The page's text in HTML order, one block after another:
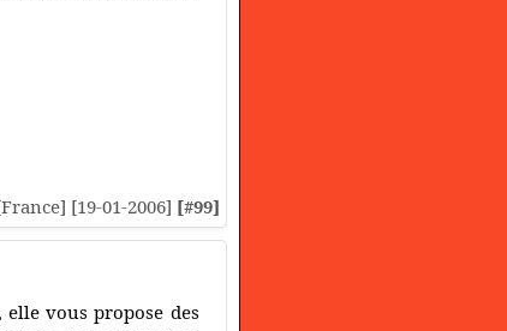
[19-01-2006] [#99]
vous propose des